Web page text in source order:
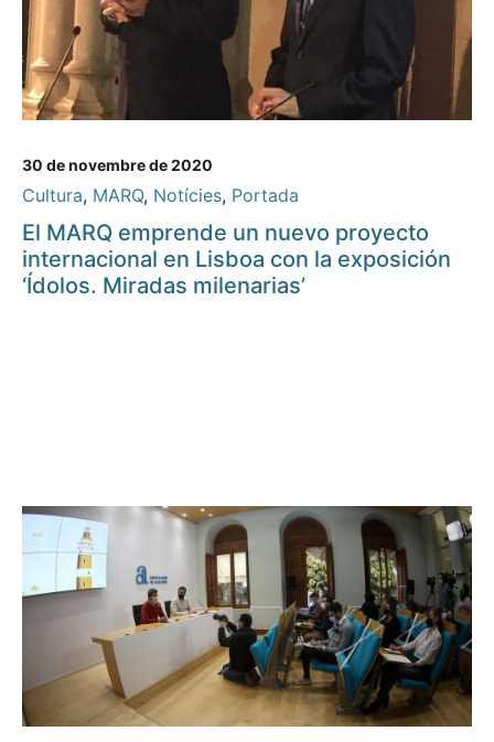
30 de novembre de 2020
Cultura, MARQ, Notícies, Portada
El MARQ emprende un nuevo proyecto
internacional en Lisboa con la exposición
‘Ídolos. Miradas milenarias’